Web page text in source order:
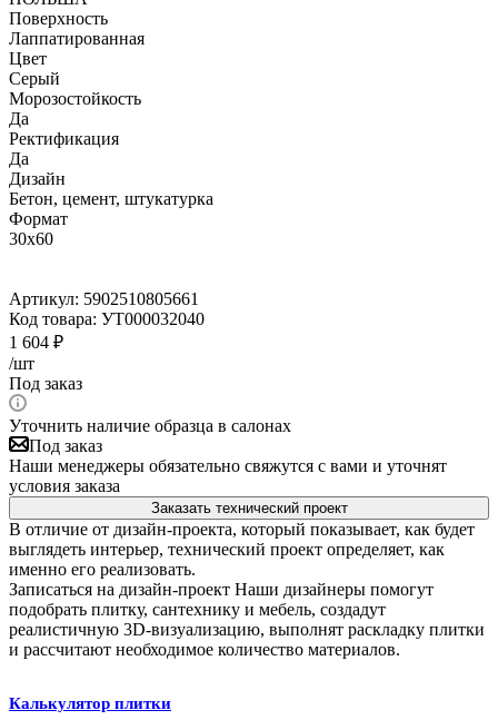
Поверхность
Лаппатированная
Цвет
Серый
Морозостойкость
Да
Ректификация
Да
Дизайн
Бетон, цемент, штукатурка
Формат
30x60
Артикул: 5902510805661
Код товара: УТ000032040
1 604 ₽
/шт
Под заказ
Уточнить наличие образца в салонах
Под заказ
Наши менеджеры обязательно свяжутся с вами и уточнят
условия заказа
Заказать технический проект
В отличие от дизайн-проекта, который показывает, как будет
выглядеть интерьер, технический проект определяет, как
именно его реализовать.
Записаться на дизайн-проект Наши дизайнеры помогут
подобрать плитку, сантехнику и мебель, создадут
реалистичную 3D-визуализацию, выполнят раскладку плитки
и рассчитают необходимое количество материалов.
Калькулятор плитки